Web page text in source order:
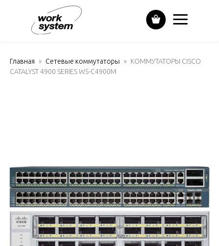
Главная Сетевые коммутаторы
КОММУТАТОРЫ CISCO
CATALYST 4900 SERIES WS-C4900M